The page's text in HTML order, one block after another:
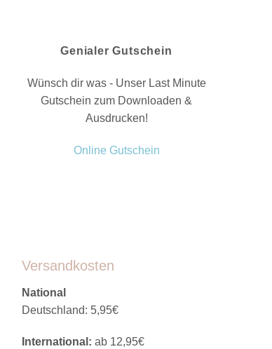
Genialer Gutschein
Wünsch dir was - Unser Last Minute
Gutschein zum Downloaden &
Ausdrucken!
Online Gutschein
Versandkosten
National
Deutschland: 5,95€
International: ab 12,95€